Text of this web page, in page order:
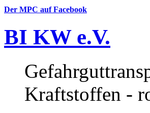
Der MPC auf Facebook
BI KW e.V.
Kraftstoffen -